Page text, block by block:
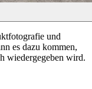
und
es dazu kommen,
wiedergegeben wird.